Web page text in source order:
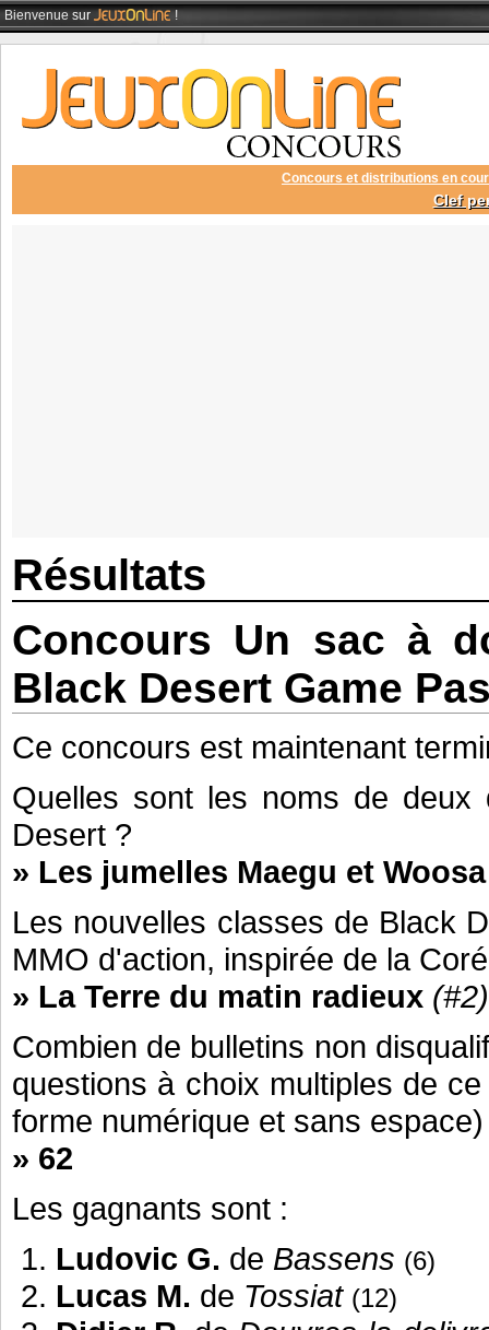
Bienvenue sur !
Concours et distributions en
Clef
Résultats
Concours Un sac à
Black Desert Game
Ce concours est maintenant
Quelles sont les noms de deux
Desert ?
» Les jumelles Maegu et Woosa
Les nouvelles classes de Black
MMO d'action, inspirée de la
» La Terre du matin radieux (#2)
Combien de bulletins non
questions à choix multiples de
forme numérique et sans espace)
» 62
Les gagnants sont :
Ludovic G. de Bassens (6)
Lucas M. de Tossiat (12)